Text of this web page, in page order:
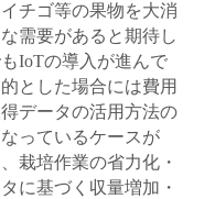
チゴ等の果物を大消
需要があると期待し
IoTの導入が進んで
とした場合には費用
データの活用方法の
っているケースが
栽培作業の省力化・
に基づく収量増加・